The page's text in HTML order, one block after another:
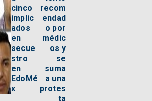
cinco
implic
ados
en
secue
stro
en
EdoMé
x
recom
endad
o por
médic
os y
se
suma
a una
protes
ta